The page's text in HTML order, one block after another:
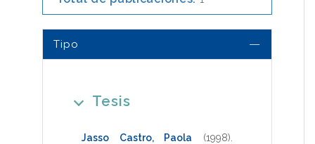
Tipo
Tesis
Jasso Castro, Paola (1998)